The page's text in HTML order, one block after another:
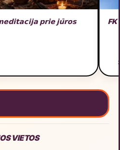
𝗽𝗿𝗶𝗲 𝗷𝘂̄𝗿𝗼𝘀 FK
VIETOS